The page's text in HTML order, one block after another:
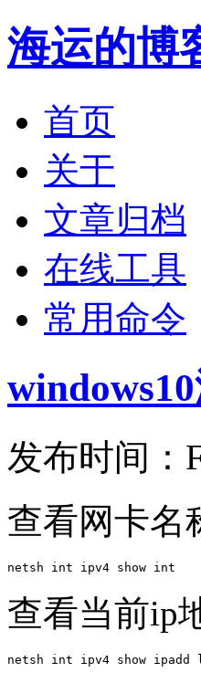
海运的博
首页
关于
文章归档
在线工具
常用命令
发布时间：
查看网卡名
netsh int ipv4 show int
查看当前ip
netsh int ipv4 show ipadd